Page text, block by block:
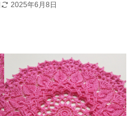
2025年6月8日